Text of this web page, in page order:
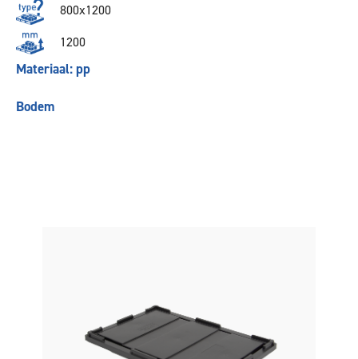
800x1200
1200
Materiaal: pp
Bodem